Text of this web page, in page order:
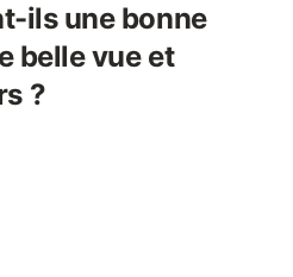
ils une bonne
belle vue et
?